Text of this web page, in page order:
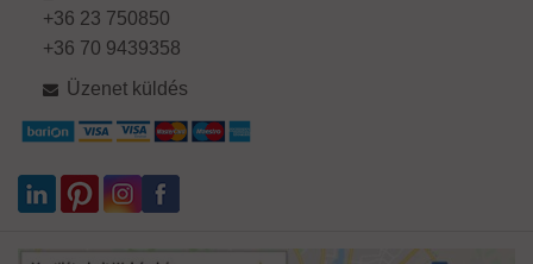
+36 23 750850
+36 70 9439358
Üzenet küldés